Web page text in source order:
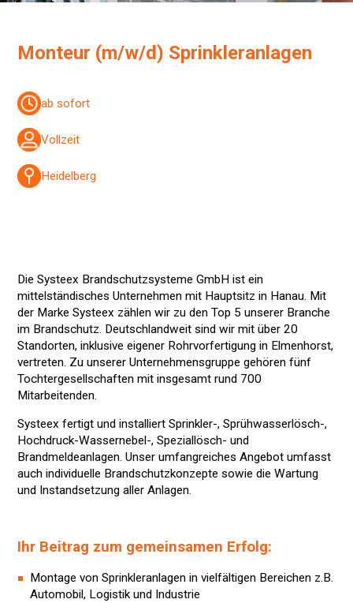
Monteur (m/w/d) Sprinkleranlagen
ab sofort
Vollzeit
Heidelberg
Die Systeex Brandschutzsysteme GmbH ist ein
mittelständisches Unternehmen mit Hauptsitz in Hanau. Mit
der Marke Systeex zählen wir zu den Top 5 unserer Branche
im Brandschutz. Deutschlandweit sind wir mit über 20
Standorten, inklusive eigener Rohrvorfertigung in Elmenhorst,
vertreten. Zu unserer Unternehmensgruppe gehören fünf
Tochtergesellschaften mit insgesamt rund 700
Mitarbeitenden.
Systeex fertigt und installiert Sprinkler-, Sprühwasserlösch-,
Hochdruck-Wassernebel-, Speziallösch- und
Brandmeldeanlagen. Unser umfangreiches Angebot umfasst
auch individuelle Brandschutzkonzepte sowie die Wartung
und Instandsetzung aller Anlagen.
Ihr Beitrag zum gemeinsamen Erfolg:
Montage von Sprinkleranlagen in vielfältigen Bereichen z.B.
Automobil, Logistik und Industrie